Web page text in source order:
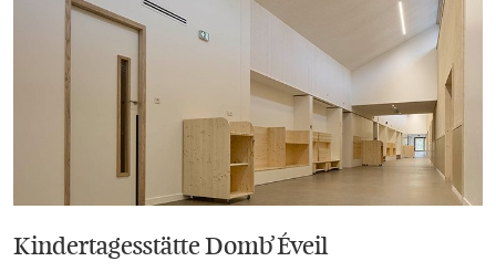
Kindertagesstätte Domb’Éveil